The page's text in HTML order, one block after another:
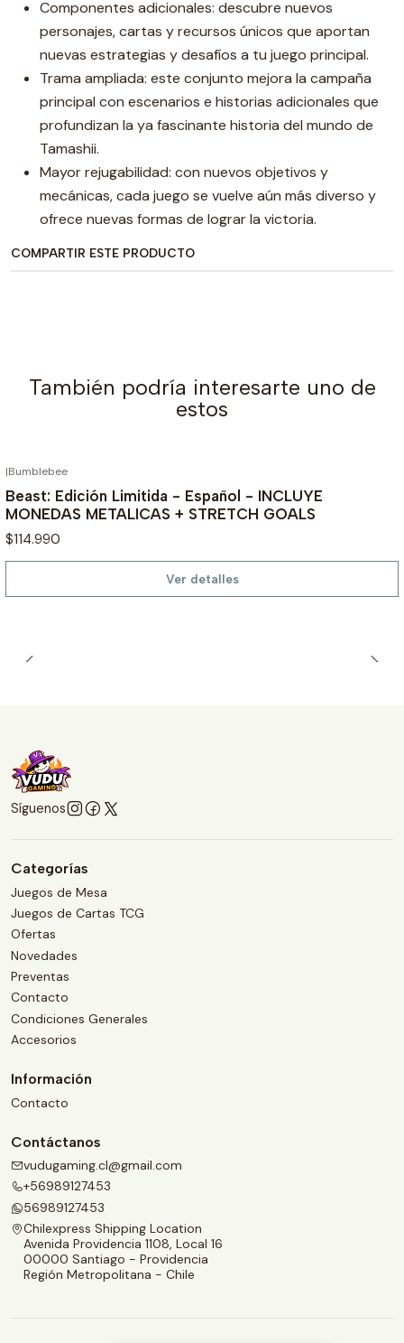
Componentes adicionales: descubre nuevos
personajes, cartas y recursos únicos que aportan
nuevas estrategias y desafíos a tu juego principal.
Trama ampliada: este conjunto mejora la campaña
principal con escenarios e historias adicionales que
profundizan la ya fascinante historia del mundo de
Tamashii.
Mayor rejugabilidad: con nuevos objetivos y
mecánicas, cada juego se vuelve aún más diverso y
ofrece nuevas formas de lograr la victoria.
COMPARTIR ESTE PRODUCTO
También podría interesarte uno de
estos
|Bumblebee
Beast: Edición Limitida - Español - INCLUYE
MONEDAS METALICAS + STRETCH GOALS
$114.990
Ver detalles
Síguenos
Categorías
Juegos de Mesa
Juegos de Cartas TCG
Ofertas
Novedades
Preventas
Contacto
Condiciones Generales
Accesorios
Información
Contacto
Contáctanos
vudugaming.cl@gmail.com
+56989127453
56989127453
Chilexpress Shipping Location
Avenida Providencia 1108, Local 16
00000 Santiago - Providencia
Región Metropolitana - Chile